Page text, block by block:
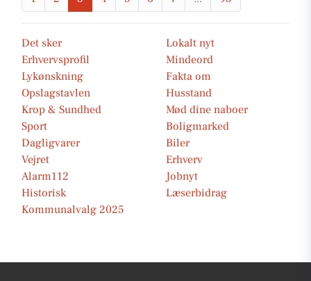
Det sker
Lokalt nyt
Erhvervsprofil
Mindeord
Lykønskning
Fakta om
Opslagstavlen
Husstand
Krop & Sundhed
Mød dine naboer
Sport
Boligmarked
Dagligvarer
Biler
Vejret
Erhverv
Alarm112
Jobnyt
Historisk
Læserbidrag
Kommunalvalg 2025